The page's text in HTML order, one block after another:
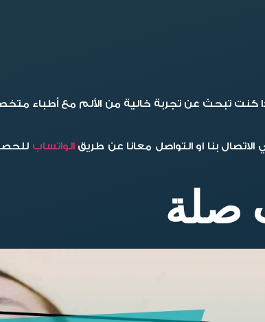
إذا كنت تبحث عن تجربة خالية من الألم مع أطباء
بنا او التواصل معانا عن طريقالواتساب
صلة